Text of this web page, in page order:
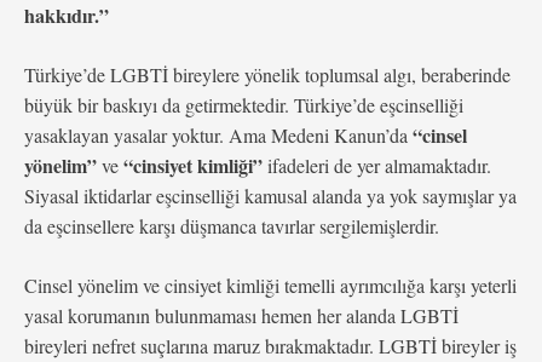
hakkıdır.”
Türkiye’de LGBTİ bireylere yönelik toplumsal algı, beraberinde
büyük bir baskıyı da getirmektedir. Türkiye’de eşcinselliği
yasaklayan yasalar yoktur. Ama Medeni Kanun’da “cinsel
yönelim”ve“cinsiyet kimliği”ifadeleri de yer almamaktadır.
Siyasal iktidarlar eşcinselliği kamusal alanda ya yok saymışlar ya
da eşcinsellere karşı düşmanca tavırlar sergilemişlerdir.
Cinsel yönelim ve cinsiyet kimliği temelli ayrımcılığa karşı yeterli
yasal korumanın bulunmaması hemen her alanda LGBTİ
bireyleri nefret suçlarına maruz bırakmaktadır. LGBTİ bireyler iş